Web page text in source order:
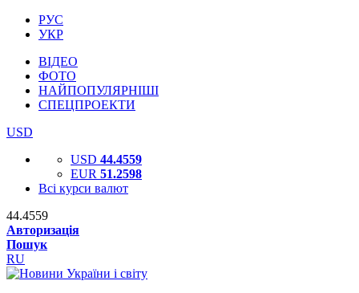
РУС
УКР
ВІДЕО
ФОТО
НАЙПОПУЛЯРНІШІ
СПЕЦПРОЕКТИ
USD
USD 44.4559
EUR 51.2598
Всі курси валют
44.4559
Авторизація
Пошук
RU